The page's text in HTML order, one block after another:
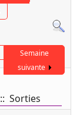
Semaine
suivante
:: Sorties